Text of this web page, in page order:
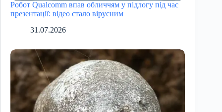
Робот Qualcomm впав обличчям у підлогу під час
презентації: відео стало вірусним
31.07.2026